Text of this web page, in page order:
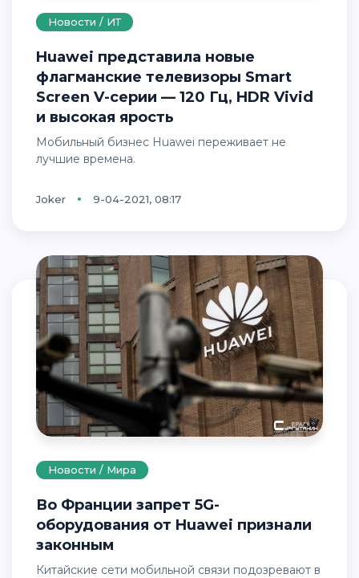
Новости / ИТ
Huawei представила новые
флагманские телевизоры Smart
Screen V-серии — 120 Гц, HDR Vivid
и высокая ярость
Мобильный бизнес Huawei переживает не
лучшие времена.
Joker 9-04-2021, 08:17
Новости / Мира
Во Франции запрет 5G-
оборудования от Huawei признали
законным
Китайские сети мобильной связи подозревают в